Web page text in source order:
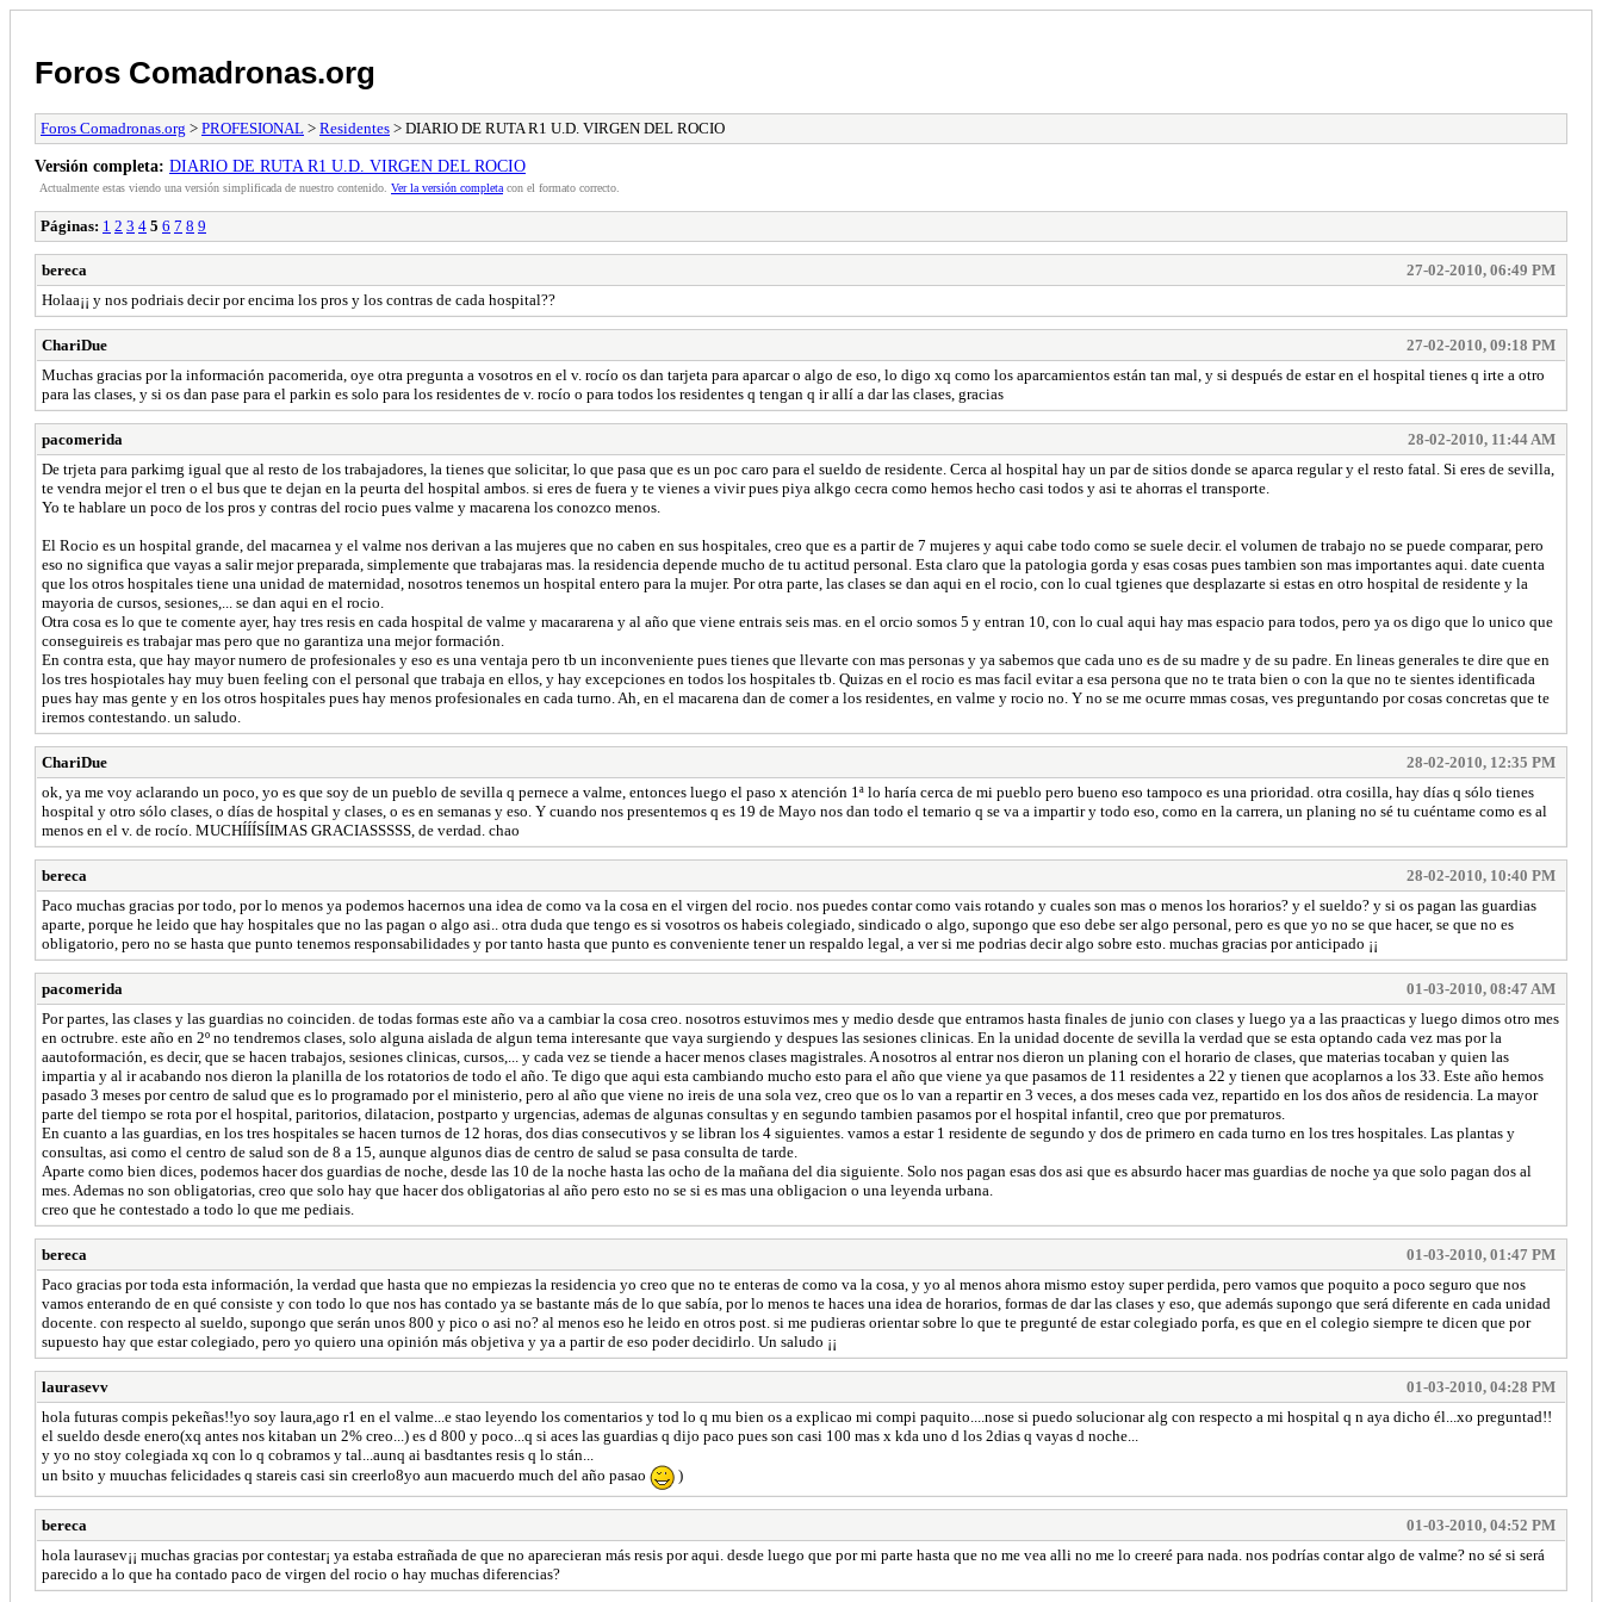
Foros Comadronas.org
Foros Comadronas.org > PROFESIONAL > Residentes > DIARIO DE RUTA R1 U.D. VIRGEN DEL ROCIO
Versión completa: DIARIO DE RUTA R1 U.D. VIRGEN DEL ROCIO
Actualmente estas viendo una versión simplificada de nuestro contenido. Ver la versión completa con el formato correcto.
Páginas: 1 2 3 4 5 6 7 8 9
bereca
27-02-2010, 06:49 PM
Holaa¡¡ y nos podriais decir por encima los pros y los contras de cada hospital??
ChariDue
27-02-2010, 09:18 PM
Muchas gracias por la información pacomerida, oye otra pregunta a vosotros en el v. rocío os dan tarjeta para aparcar o algo de eso, lo digo xq como los aparcamientos están tan mal, y si después de estar en el hospital tienes q irte a otro
para las clases, y si os dan pase para el parkin es solo para los residentes de v. rocío o para todos los residentes q tengan q ir allí a dar las clases, gracias
pacomerida
28-02-2010, 11:44 AM
De trjeta para parkimg igual que al resto de los trabajadores, la tienes que solicitar, lo que pasa que es un poc caro para el sueldo de residente. Cerca al hospital hay un par de sitios donde se aparca regular y el resto fatal. Si eres de sevilla,
te vendra mejor el tren o el bus que te dejan en la peurta del hospital ambos. si eres de fuera y te vienes a vivir pues piya alkgo cecra como hemos hecho casi todos y asi te ahorras el transporte.
Yo te hablare un poco de los pros y contras del rocio pues valme y macarena los conozco menos.
El Rocio es un hospital grande, del macarnea y el valme nos derivan a las mujeres que no caben en sus hospitales, creo que es a partir de 7 mujeres y aqui cabe todo como se suele decir. el volumen de trabajo no se puede comparar, pero
eso no significa que vayas a salir mejor preparada, simplemente que trabajaras mas. la residencia depende mucho de tu actitud personal. Esta claro que la patologia gorda y esas cosas pues tambien son mas importantes aqui. date cuenta
que los otros hospitales tiene una unidad de maternidad, nosotros tenemos un hospital entero para la mujer. Por otra parte, las clases se dan aqui en el rocio, con lo cual tgienes que desplazarte si estas en otro hospital de residente y la
mayoria de cursos, sesiones,... se dan aqui en el rocio.
Otra cosa es lo que te comente ayer, hay tres resis en cada hospital de valme y macararena y al año que viene entrais seis mas. en el orcio somos 5 y entran 10, con lo cual aqui hay mas espacio para todos, pero ya os digo que lo unico que
conseguireis es trabajar mas pero que no garantiza una mejor formación.
En contra esta, que hay mayor numero de profesionales y eso es una ventaja pero tb un inconveniente pues tienes que llevarte con mas personas y ya sabemos que cada uno es de su madre y de su padre. En lineas generales te dire que en
los tres hospiotales hay muy buen feeling con el personal que trabaja en ellos, y hay excepciones en todos los hospitales tb. Quizas en el rocio es mas facil evitar a esa persona que no te trata bien o con la que no te sientes identificada
pues hay mas gente y en los otros hospitales pues hay menos profesionales en cada turno. Ah, en el macarena dan de comer a los residentes, en valme y rocio no. Y no se me ocurre mmas cosas, ves preguntando por cosas concretas que te
iremos contestando. un saludo.
ChariDue
28-02-2010, 12:35 PM
ok, ya me voy aclarando un poco, yo es que soy de un pueblo de sevilla q pernece a valme, entonces luego el paso x atención 1ª lo haría cerca de mi pueblo pero bueno eso tampoco es una prioridad. otra cosilla, hay días q sólo tienes
hospital y otro sólo clases, o días de hospital y clases, o es en semanas y eso. Y cuando nos presentemos q es 19 de Mayo nos dan todo el temario q se va a impartir y todo eso, como en la carrera, un planing no sé tu cuéntame como es al
menos en el v. de rocío. MUCHÍÍÍSÍIMAS GRACIASSSSS, de verdad. chao
bereca
28-02-2010, 10:40 PM
Paco muchas gracias por todo, por lo menos ya podemos hacernos una idea de como va la cosa en el virgen del rocio. nos puedes contar como vais rotando y cuales son mas o menos los horarios? y el sueldo? y si os pagan las guardias
aparte, porque he leido que hay hospitales que no las pagan o algo asi.. otra duda que tengo es si vosotros os habeis colegiado, sindicado o algo, supongo que eso debe ser algo personal, pero es que yo no se que hacer, se que no es
obligatorio, pero no se hasta que punto tenemos responsabilidades y por tanto hasta que punto es conveniente tener un respaldo legal, a ver si me podrias decir algo sobre esto. muchas gracias por anticipado ¡¡
pacomerida
01-03-2010, 08:47 AM
Por partes, las clases y las guardias no coinciden. de todas formas este año va a cambiar la cosa creo. nosotros estuvimos mes y medio desde que entramos hasta finales de junio con clases y luego ya a las praacticas y luego dimos otro mes
en octrubre. este año en 2º no tendremos clases, solo alguna aislada de algun tema interesante que vaya surgiendo y despues las sesiones clinicas. En la unidad docente de sevilla la verdad que se esta optando cada vez mas por la
aautoformación, es decir, que se hacen trabajos, sesiones clinicas, cursos,... y cada vez se tiende a hacer menos clases magistrales. A nosotros al entrar nos dieron un planing con el horario de clases, que materias tocaban y quien las
impartia y al ir acabando nos dieron la planilla de los rotatorios de todo el año. Te digo que aqui esta cambiando mucho esto para el año que viene ya que pasamos de 11 residentes a 22 y tienen que acoplarnos a los 33. Este año hemos
pasado 3 meses por centro de salud que es lo programado por el ministerio, pero al año que viene no ireis de una sola vez, creo que os lo van a repartir en 3 veces, a dos meses cada vez, repartido en los dos años de residencia. La mayor
parte del tiempo se rota por el hospital, paritorios, dilatacion, postparto y urgencias, ademas de algunas consultas y en segundo tambien pasamos por el hospital infantil, creo que por prematuros.
En cuanto a las guardias, en los tres hospitales se hacen turnos de 12 horas, dos dias consecutivos y se libran los 4 siguientes. vamos a estar 1 residente de segundo y dos de primero en cada turno en los tres hospitales. Las plantas y
consultas, asi como el centro de salud son de 8 a 15, aunque algunos dias de centro de salud se pasa consulta de tarde.
Aparte como bien dices, podemos hacer dos guardias de noche, desde las 10 de la noche hasta las ocho de la mañana del dia siguiente. Solo nos pagan esas dos asi que es absurdo hacer mas guardias de noche ya que solo pagan dos al
mes. Ademas no son obligatorias, creo que solo hay que hacer dos obligatorias al año pero esto no se si es mas una obligacion o una leyenda urbana.
creo que he contestado a todo lo que me pediais.
bereca
01-03-2010, 01:47 PM
Paco gracias por toda esta información, la verdad que hasta que no empiezas la residencia yo creo que no te enteras de como va la cosa, y yo al menos ahora mismo estoy super perdida, pero vamos que poquito a poco seguro que nos
vamos enterando de en qué consiste y con todo lo que nos has contado ya se bastante más de lo que sabía, por lo menos te haces una idea de horarios, formas de dar las clases y eso, que además supongo que será diferente en cada unidad
docente. con respecto al sueldo, supongo que serán unos 800 y pico o asi no? al menos eso he leido en otros post. si me pudieras orientar sobre lo que te pregunté de estar colegiado porfa, es que en el colegio siempre te dicen que por
supuesto hay que estar colegiado, pero yo quiero una opinión más objetiva y ya a partir de eso poder decidirlo. Un saludo ¡¡
laurasevv
01-03-2010, 04:28 PM
hola futuras compis pekeñas!!yo soy laura,ago r1 en el valme...e stao leyendo los comentarios y tod lo q mu bien os a explicao mi compi paquito....nose si puedo solucionar alg con respecto a mi hospital q n aya dicho él...xo preguntad!!
el sueldo desde enero(xq antes nos kitaban un 2% creo...) es d 800 y poco...q si aces las guardias q dijo paco pues son casi 100 mas x kda uno d los 2dias q vayas d noche...
y yo no stoy colegiada xq con lo q cobramos y tal...aunq ai basdtantes resis q lo stán...
un bsito y muuchas felicidades q stareis casi sin creerlo8yo aun macuerdo much del año pasao
)
bereca
01-03-2010, 04:52 PM
hola laurasev¡¡ muchas gracias por contestar¡ ya estaba estrañada de que no aparecieran más resis por aqui. desde luego que por mi parte hasta que no me vea alli no me lo creeré para nada. nos podrías contar algo de valme? no sé si será
parecido a lo que ha contado paco de virgen del rocio o hay muchas diferencias?